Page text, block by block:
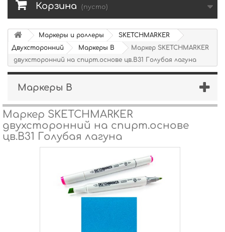
Корзина (пусто)
Маркеры и роллеры
SKETCHMARKER
Двухсторонний
Маркеры B
Маркер SKETCHMARKER
двухсторонний на спирт.основе цв.B31 Голубая лагуна
Маркеры B
Маркер SKETCHMARKER
двухсторонний на спирт.основе
цв.B31 Голубая лагуна